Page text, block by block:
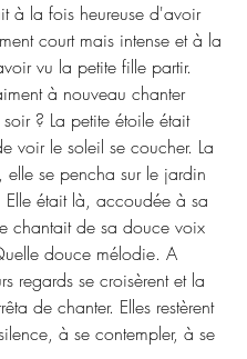
à la fois heureuse d'avoir
court mais intense et à la
vu la petite fille partir.
à nouveau chanter
? La petite étoile était
voir le soleil se coucher. La
elle se pencha sur le jardin
Elle était là, accoudée à sa
chantait de sa douce voix
douce mélodie. A
regards se croisèrent et la
de chanter. Elles restèrent
à se contempler, à se